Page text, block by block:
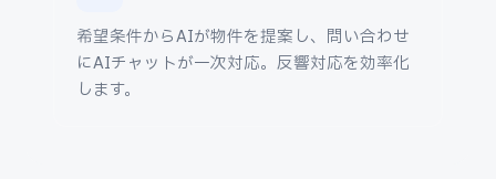
希望条件からAIが物件を提案し、問い合わせ
にAIチャットが一次対応。反響対応を効率化
します。